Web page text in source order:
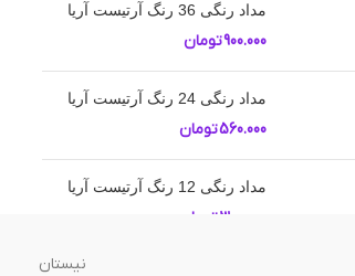
مداد رنگی 36 رنگ آرتیست آریا
900.000تومان
مداد رنگی 24 رنگ آرتیست آریا
560.000تومان
مداد رنگی 12 رنگ آرتیست آریا
300.000تومان
نیستان